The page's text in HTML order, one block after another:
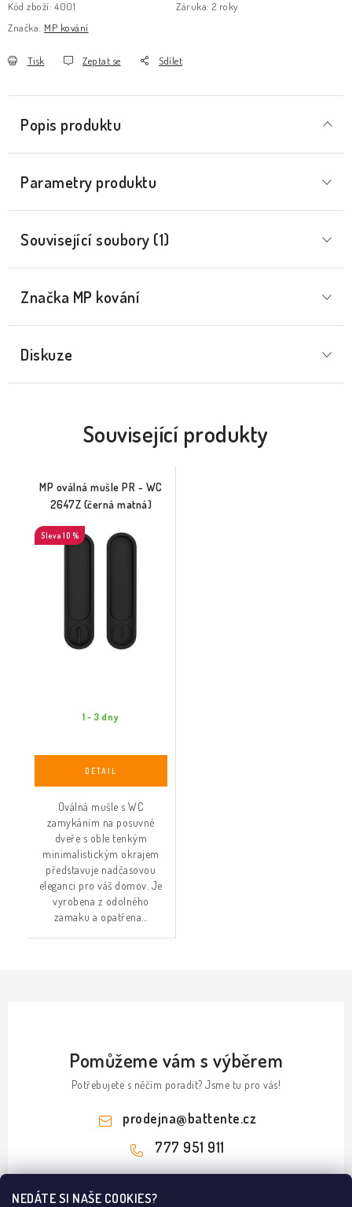
NEDÁTE SI NAŠE COOKIES?
Kód zboží: 4001 Záruka: 2 roky
Značka: MP kování
Tisk Zeptat se Sdílet
Popis produktu
Parametry produktu
Související soubory (1)
Značka MP kování
Diskuze
Související produkty
MP oválná mušle PR - WC
2647Z (černá matná)
10 %
1 - 3 dny
Oválná mušle s WC
zamykáním na posuvné
dveře s oble tenkým
minimalistickým okrajem
představuje nadčasovou
eleganci pro váš domov. Je
vyrobena z odolného
zamaku a opatřena...
Pomůžeme vám s výběrem
Potřebujete s něčím poradit? Jsme tu pro vás!
prodejna@battente.cz
777 951 911
Z